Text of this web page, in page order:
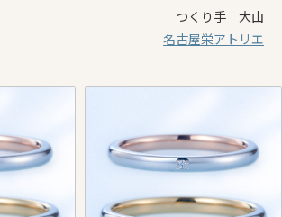
つくり手 大山
名古屋栄アトリエ